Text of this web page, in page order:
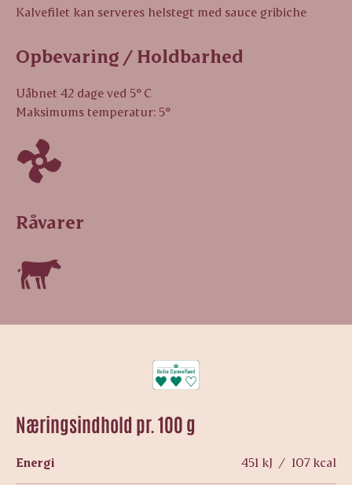
Næringsindhold pr. 100 g
Energi 451 kJ / 107 kcal
Kalvefilet kan serveres helstegt med sauce gribiche
Opbevaring / Holdbarhed
Uåbnet 42 dage ved 5° C
Maksimums temperatur: 5°
Råvarer